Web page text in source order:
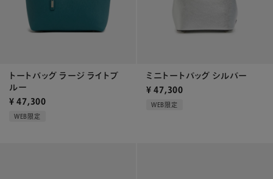
トートバッグ ラージ ライトブ
ルー
¥ 47,300
WEB限定
ミニトートバッグ シルバー
¥ 47,300
WEB限定